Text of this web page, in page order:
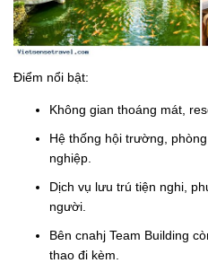
Điểm nổi bật:
Không gian thoáng mát,
Hệ thống hội trường,
nghiệp.
Dịch vụ lưu trú tiện nghi,
người.
Bên cnahj Team Building
thao đi kèm.